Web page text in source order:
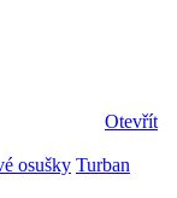
Otevřít
osušky Turban